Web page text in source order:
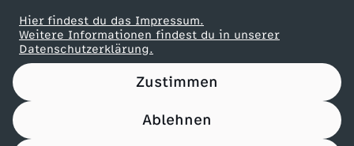
Hier findest du das Impressum.
Weitere Informationen findest du in unserer
Datenschutzerklärung.
Zustimmen
Ablehnen
Partner
Nutzungsbedingungen